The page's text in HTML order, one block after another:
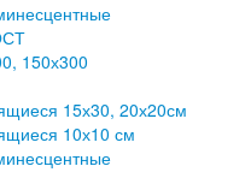
150х300
15х30, 20х20см
10х10 см